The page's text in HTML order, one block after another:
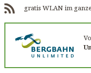
gratis WLAN im